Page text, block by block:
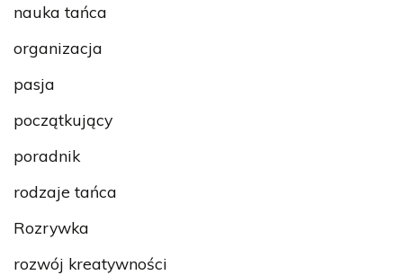
nauka tańca
organizacja
pasja
początkujący
poradnik
rodzaje tańca
Rozrywka
rozwój kreatywności